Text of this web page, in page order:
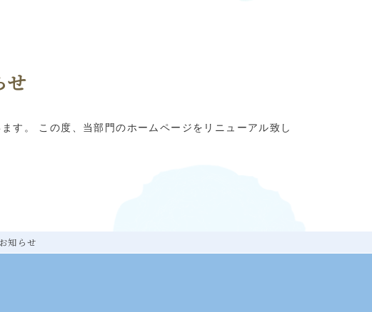
せ
す。 この度、当部門のホームページをリニューアル致し
知らせ